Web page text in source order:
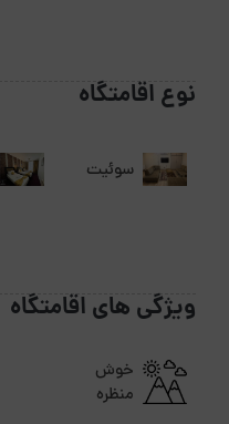
نوع اقامتگاه
سوئیت
ویژگی های اقامتگاه
خوش
منظره